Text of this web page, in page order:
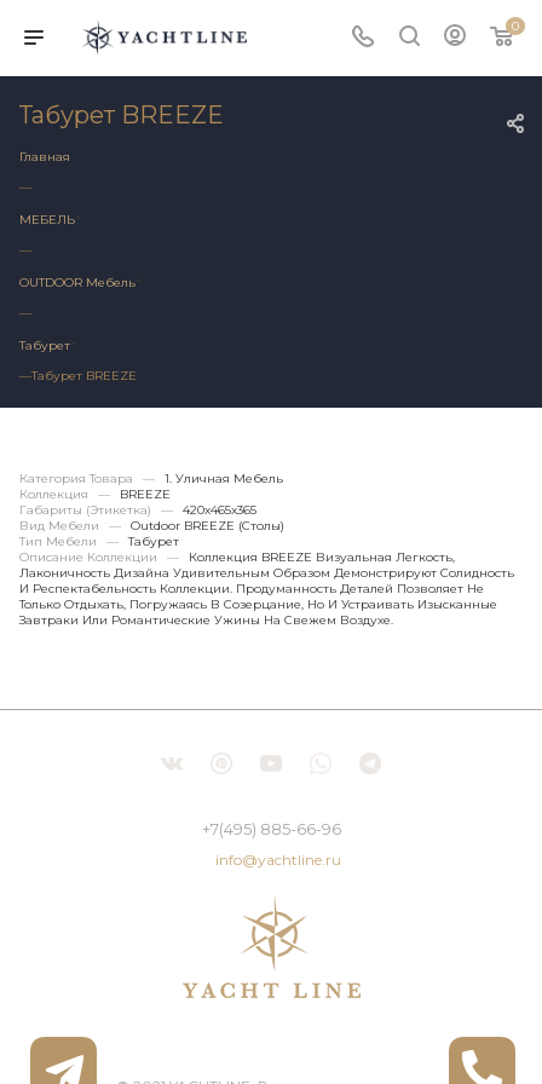
0
Табурет BREEZE
Главная
—
МЕБЕЛЬ
—
OUTDOOR Мебель
—
Табурет
—Табурет BREEZE
Категория Товара —
1. Уличная Мебель
Коллекция
—
BREEZE
Габариты (этикетка)
—
420х465x365
Вид Мебели
—
Outdoor BREEZE (столы)
Тип Мебели
—
Табурет
Описание Коллекции
—
Коллекция BREEZE Визуальная Легкость,
Лаконичность Дизайна Удивительным Образом Демонстрируют Солидность
И Респектабельность Коллекции. Продуманность Деталей Позволяет Не
Только Отдыхать, Погружаясь В Созерцание, Но И Устраивать Изысканные
Завтраки Или Романтические Ужины На Свежем Воздухе.
+7(495) 885-66-96
info@yachtline.ru